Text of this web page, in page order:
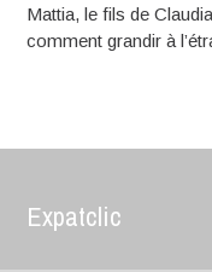
Mattia, le fils de
comment grandir à
Expatclic